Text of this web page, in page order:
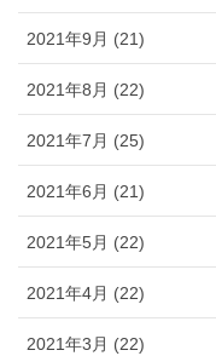
2021年9月 (21)
2021年8月 (22)
2021年7月 (25)
2021年6月 (21)
2021年5月 (22)
2021年4月 (22)
2021年3月 (22)